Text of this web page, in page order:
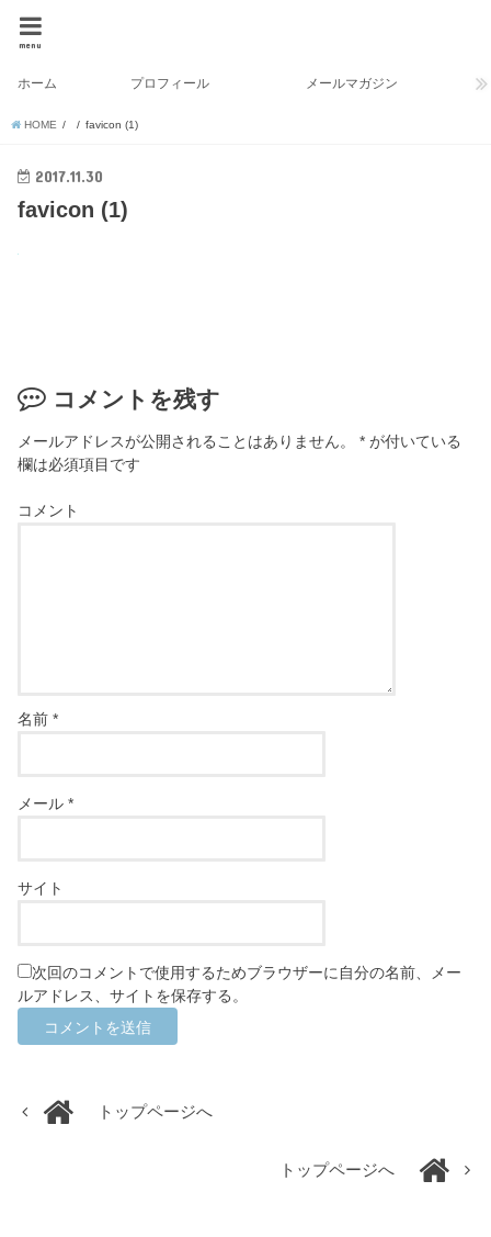
menu
ホーム プロフィール メールマガジン
HOME favicon (1)
2017.11.30
favicon (1)
コメントを残す
メールアドレスが公開されることはありません。 * が付いている
欄は必須項目です
コメント
名前*
メール*
サイト
次回のコメントで使用するためブラウザーに自分の名前、メー
ルアドレス、サイトを保存する。
トップページへ
トップページへ